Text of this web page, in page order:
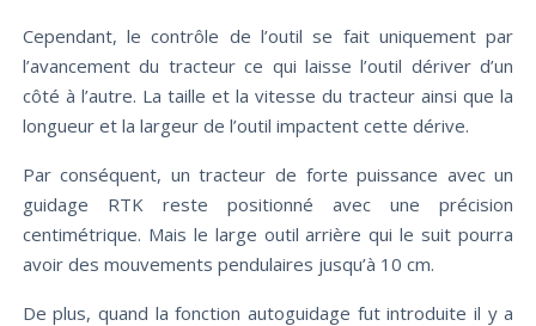
Cependant, le contrôle de l’outil se fait uniquement par
l’avancement du tracteur ce qui laisse l’outil dériver d’un
côté à l’autre. La taille et la vitesse du tracteur ainsi que la
longueur et la largeur de l’outil impactent cette dérive.
Par conséquent, un tracteur de forte puissance avec un
guidage RTK reste positionné avec une précision
centimétrique. Mais le large outil arrière qui le suit pourra
avoir des mouvements pendulaires jusqu’à 10 cm.
De plus, quand la fonction autoguidage fut introduite il y a